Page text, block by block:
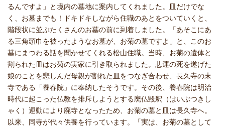
るんですよ」と境内の墓地に案内してくれました。皿だけでな
く、お墓までも！ドキドキしながら住職のあとをついていくと、
階段状に並ぶたくさんのお墓の前に到着しました。「あそこにあ
る三角頭巾を被ったようなお墓が、お菊の墓ですよ」と、このお
墓にまつわる話を聞かせてくれる松山住職。当時、お菊の遺体と
割られた皿はお菊の実家に引き取られました。悲運の死を遂げた
娘のことを悲しんだ母親が割れた皿をつなぎ合わせ、長久寺の末
寺である「養春院」に奉納したそうです。その後、養春院は明治
時代に起こった仏教を排斥しようとする廃仏毀釈（はいぶつきし
ゃく）運動により廃寺となったため、お菊の墓と皿は長久寺へ。
以来、同寺が代々供養を行っています。「実は、お菊の墓として